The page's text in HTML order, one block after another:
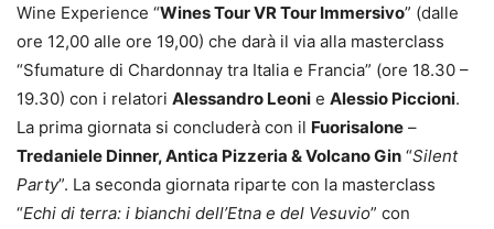
Wine Experience “Wines Tour VR Tour Immersivo” (dalle
ore 12,00 alle ore 19,00) che darà il via alla masterclass
“Sfumature di Chardonnay tra Italia e Francia” (ore 18.30 –
19.30) con i relatori Alessandro Leoni e Alessio Piccioni.
La prima giornata si concluderà con il Fuorisalone –
Tredaniele Dinner, Antica Pizzeria & Volcano Gin “Silent
Party”. La seconda giornata riparte con la masterclass
“Echi di terra: i bianchi dell’Etna e del Vesuvio” con